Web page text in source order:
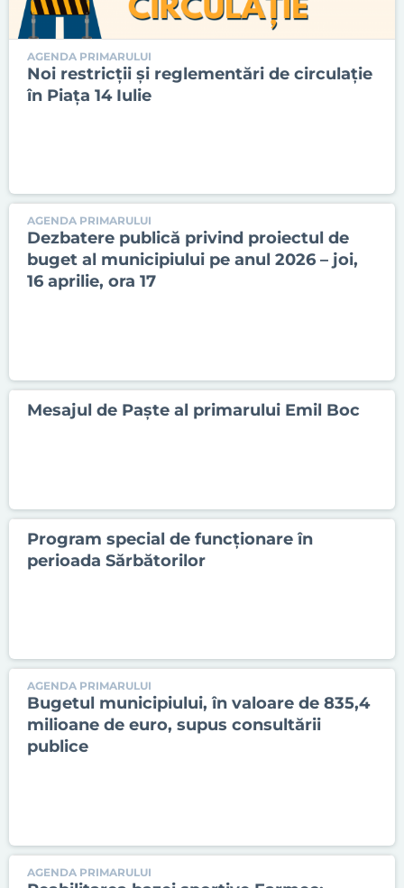
AGENDA PRIMARULUI
Noi restricții și reglementări de circulație
în Piața 14 Iulie
AGENDA PRIMARULUI
Dezbatere publică privind proiectul de
buget al municipiului pe anul 2026 – joi,
16 aprilie, ora 17
Mesajul de Paște al primarului Emil Boc
Program special de funcționare în
perioada Sărbătorilor
AGENDA PRIMARULUI
Bugetul municipiului, în valoare de 835,4
milioane de euro, supus consultării
publice
AGENDA PRIMARULUI